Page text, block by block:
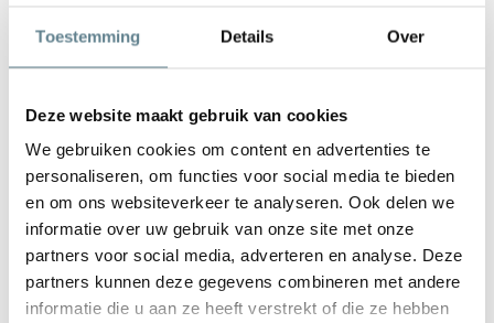
Toestemming Details Over
Deze website maakt gebruik van cookies
We gebruiken cookies om content en advertenties te
personaliseren, om functies voor social media te bieden
en om ons websiteverkeer te analyseren. Ook delen we
informatie over uw gebruik van onze site met onze
partners voor social media, adverteren en analyse. Deze
partners kunnen deze gegevens combineren met andere
informatie die u aan ze heeft verstrekt of die ze hebben
vies geworden kun je deze het best schoonmaken met een zachte
borstel of doek en met lauw water. Gebruik
We staan voor je klaar
Wil je advies of heb je een vraag? Neem contact op met ons